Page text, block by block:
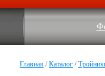
Главная /Каталог /